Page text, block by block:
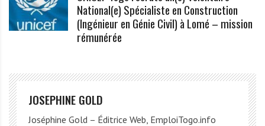
National(e) Spécialiste en Construction
(Ingénieur en Génie Civil) à Lomé – mission
rémunérée
JOSEPHINE GOLD
Joséphine Gold – Éditrice Web, EmploiTogo.info